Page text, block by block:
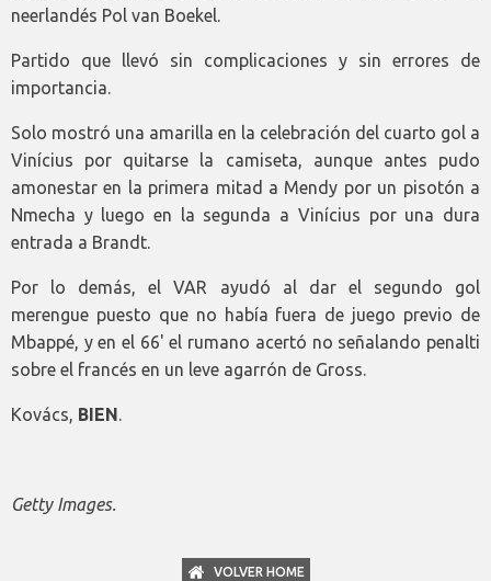
neerlandés Pol van Boekel.
Partido que llevó sin complicaciones y sin errores de
importancia.
Solo mostró una amarilla en la celebración del cuarto gol a
Vinícius por quitarse la camiseta, aunque antes pudo
amonestar en la primera mitad a Mendy por un pisotón a
Nmecha y luego en la segunda a Vinícius por una dura
entrada a Brandt.
Por lo demás, el VAR ayudó al dar el segundo gol
merengue puesto que no había fuera de juego previo de
Mbappé, y en el 66' el rumano acertó no señalando penalti
sobre el francés en un leve agarrón de Gross.
Kovács, BIEN .
Getty Images.
VOLVER HOME